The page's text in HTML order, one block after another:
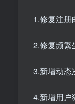
1.修复注册
2.修复频繁
3.新增动态
4.新增用户